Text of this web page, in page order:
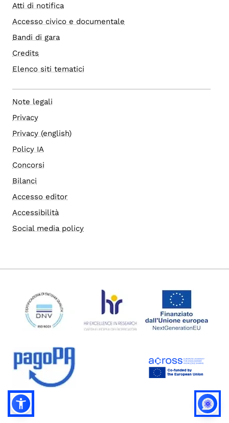
Atti di notifica
Accesso civico e documentale
Bandi di gara
Credits
Elenco siti tematici
Note legali
Privacy
Privacy (english)
Policy IA
Concorsi
Bilanci
Accesso editor
Accessibilità
Social media policy